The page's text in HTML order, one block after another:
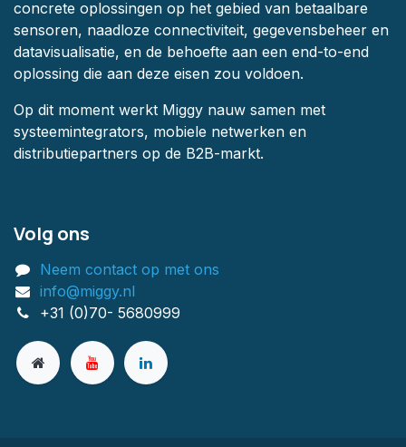
concrete oplossingen op het gebied van betaalbare
sensoren, naadloze connectiviteit, gegevensbeheer en
datavisualisatie, en de behoefte aan een end-to-end
oplossing die aan deze eisen zou voldoen.
Op dit moment werkt Miggy nauw samen met
systeemintegrators, mobiele netwerken en
distributiepartners op de B2B-markt.
Volg ons
Neem contact op met ons
info@miggy.nl
+31 (0)70- 5680999